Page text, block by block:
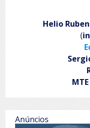
Helio
(
Anúncios